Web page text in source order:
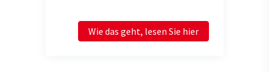
Wie das geht, lesen Sie hier